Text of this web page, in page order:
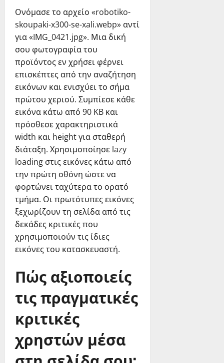
Ονόμασε το αρχείο «robotiko-
skoupaki-x300-se-xali.webp» αντί
για «IMG_0421.jpg». Μια δική
σου φωτογραφία του
προϊόντος εν χρήσει φέρνει
επισκέπτες από την αναζήτηση
εικόνων και ενισχύει το σήμα
πρώτου χεριού. Συμπίεσε κάθε
εικόνα κάτω από 90 KB και
πρόσθεσε χαρακτηριστικά
width και height για σταθερή
διάταξη. Χρησιμοποίησε lazy
loading στις εικόνες κάτω από
την πρώτη οθόνη ώστε να
φορτώνει ταχύτερα το ορατό
τμήμα. Οι πρωτότυπες εικόνες
ξεχωρίζουν τη σελίδα από τις
δεκάδες κριτικές που
χρησιμοποιούν τις ίδιες
εικόνες του κατασκευαστή.
Πώς αξιοποιείς
τις πραγματικές
κριτικές
χρηστών μέσα